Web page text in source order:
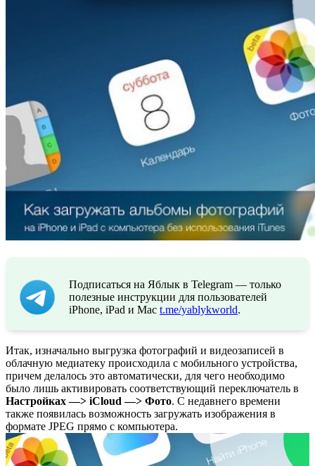
Подписаться на Яблык в Telegram — только
полезные инструкции для пользователей
iPhone, iPad и Mac t.me/yablykworld.
Итак, изначально выгрузка фотографий и видеозаписей в
облачную медиатеку происходила с мобильного устройства,
причем делалось это автоматически, для чего необходимо
было лишь активировать соответствующий переключатель в
Наcтройках —> iCloud —> Фото. С недавнего времени
также появилась возможность загружать изображения в
формате JPEG прямо с компьютера.